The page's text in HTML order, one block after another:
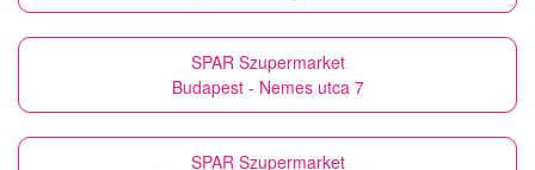
SPAR Szupermarket
Budapest - Nemes utca 7
SPAR Szupermarket